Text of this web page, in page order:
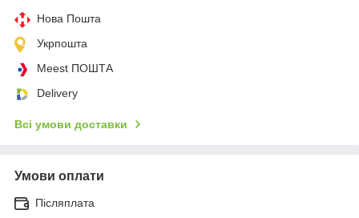
Нова Пошта
Укрпошта
Meest ПОШТА
Delivery
Всі умови доставки
Умови оплати
Післяплата